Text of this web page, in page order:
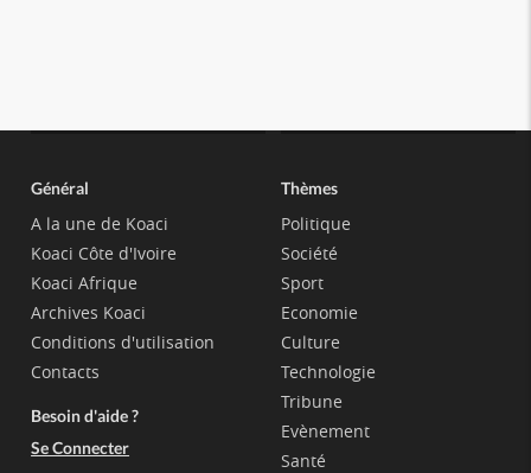
Général
A la une de Koaci
Koaci Côte d'Ivoire
Koaci Afrique
Archives Koaci
Conditions d'utilisation
Contacts
Besoin d'aide ?
Se Connecter
Thèmes
Politique
Société
Sport
Economie
Culture
Technologie
Tribune
Evènement
Santé